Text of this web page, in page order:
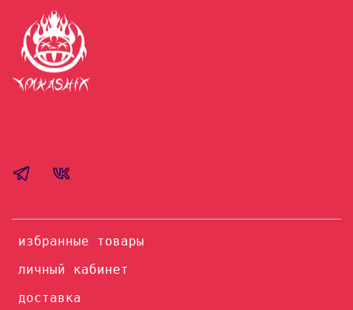
избранные товары
личный кабинет
доставка